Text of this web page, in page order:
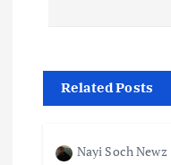
g
Related Posts
Nayi Soch Newz